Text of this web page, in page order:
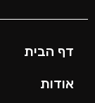
דף הבית
אודות